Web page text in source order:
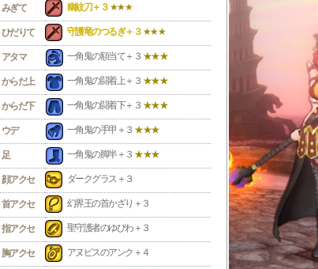
みぎて 幽紋刀＋３ ★★★
ひだりて 守護竜のつるぎ＋３ ★★★
アタマ 一角鬼の額当て＋３ ★★★
からだ上 一角鬼の闘着上＋３ ★★★
からだ下 一角鬼の闘着下＋３ ★★★
ウデ 一角鬼の手甲＋３ ★★★
足 一角鬼の脚半＋３ ★★★
顔アクセ ダークグラス＋３
首アクセ 幻界王の首かざり＋３
指アクセ 聖守護者のゆびわ＋３
胸アクセ アヌビスのアンク＋４